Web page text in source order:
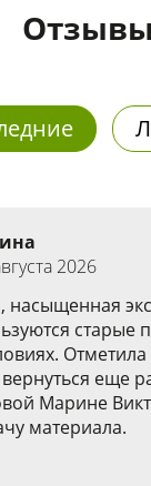
Отзывы
2026
старые
еще
Марине
материала.